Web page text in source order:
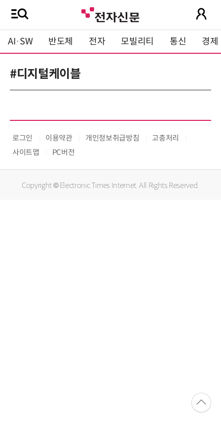
AI·SW 반도체 전자 모빌리티 통신 경제
#디지털케이블
로그인 이용약관 개인정보취급방침
고충처리
사이트맵
PC버전
Copyright © Electronic Times Internet. All Rights Reserved.